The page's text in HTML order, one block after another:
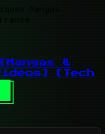
Mangas
[Mangas &
[Tech